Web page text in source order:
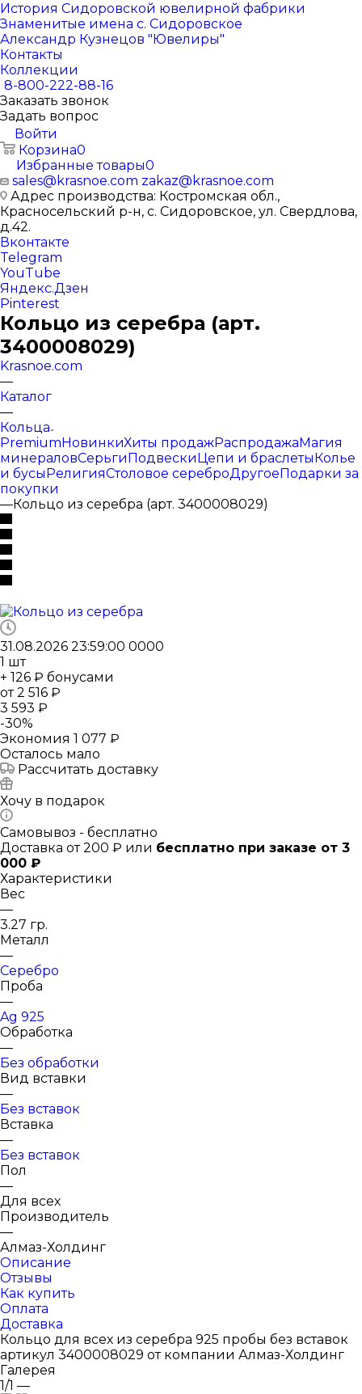
История Сидоровской ювелирной фабрики
Знаменитые имена с. Сидоровское
Александр Кузнецов "Ювелиры"
Контакты
Коллекции
8-800-222-88-16
Заказать звонок
Задать вопрос
Войти
Корзина0
Избранные товары0
sales@krasnoe.com zakaz@krasnoe.com
Адрес производства: Костромская обл.,
Красносельский р-н, с. Сидоровское, ул. Свердлова,
д.42.
Вконтакте
Telegram
YouTube
Яндекс.Дзен
Pinterest
Кольцо из серебра (арт.
3400008029)
Krasnoe.com
—
Каталог
—
Кольца
PremiumНовинкиХиты продажРаспродажаМагия
минераловСерьгиПодвескиЦепи и браслетыКолье
и бусыРелигияСтоловое сереброДругоеПодарки за
покупки
—Кольцо из серебра (арт. 3400008029)
31.08.2026 23:59:00 0000
1 шт
+ 126 ₽ бонусами
от2 516 ₽
3 593 ₽
-30%
Экономия 1 077 ₽
Осталось мало
Рассчитать доставку
Хочу в подарок
Самовывоз - бесплатно
Доставка от 200 ₽ или бесплатно при заказе от 3
000 ₽
Характеристики
Вес
—
3.27 гр.
Металл
—
Серебро
Проба
—
Ag 925
Обработка
—
Без обработки
Вид вставки
—
Без вставок
Вставка
—
Без вставок
Пол
—
Для всех
Производитель
—
Алмаз-Холдинг
Описание
Отзывы
Как купить
Оплата
Доставка
Кольцо для всех из серебра 925 пробы без вставок
артикул 3400008029 от компании Алмаз-Холдинг
Галерея
1/1 —